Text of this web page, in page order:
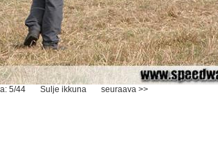
5/44 Sulje ikkuna seuraava >>
-Sotkan Kevätpärinät 9.5.
-Jääspeedwayn SM-kisa Sotkassa
-Legends-kisa Sotkassa 20.8.
-Sekalaisia kuvia vuosien varrelta
Sivuston ylläpito
-SM-finaali 2012, Seinäjoki
-Jääspeedwayn PM 2012, Kauhajoki
- U21 SM-finaali, Seinäjoki, 17.07.2010
-Extraliiga 1.6.2010, Seinäjoki
-Kaupunki Cup 2/7, Seinäjoki